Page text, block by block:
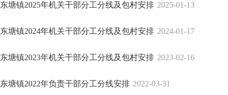
东塘镇2025年机关干部分工分线及包村安排 2025-01-13
东塘镇2024年机关干部分工分线及包村安排 2024-01-17
东塘镇2023年机关干部分工分线及包村安排 2023-02-16
东塘镇2022年负责干部分工分线安排 2022-03-31